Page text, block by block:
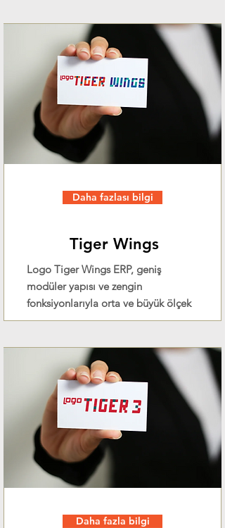
Daha fazlası bilgi
Tiger Wings
Logo Tiger Wings ERP, geniş
modüler yapısı ve zengin
fonksiyonlarıyla orta ve büyük ölçek
Daha fazla bilgi